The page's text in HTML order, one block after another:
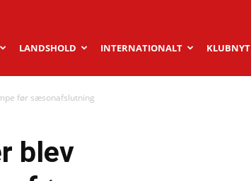
LANDSHOLD INTERNATIONALT KLUBNYT
før sæsonafslutning
blev